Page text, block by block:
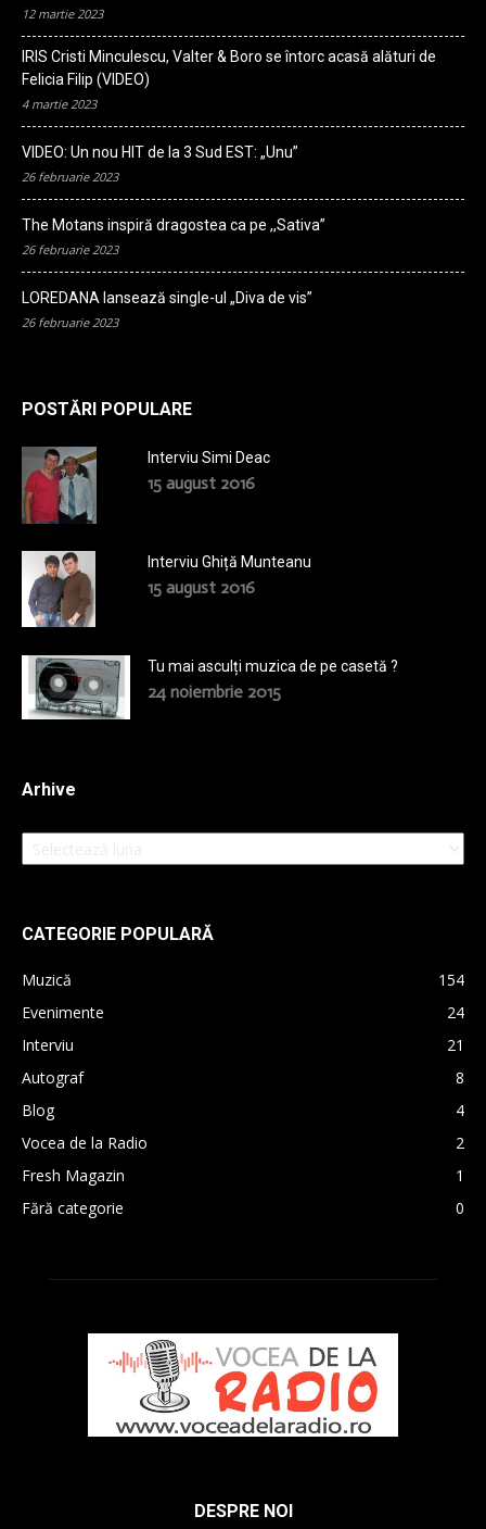
12 martie 2023
IRIS Cristi Minculescu, Valter & Boro se întorc acasă alături de
Felicia Filip (VIDEO)
4 martie 2023
VIDEO: Un nou HIT de la 3 Sud EST: „Unu”
26 februarie 2023
The Motans inspiră dragostea ca pe ,,Sativa”
26 februarie 2023
LOREDANA lansează single-ul „Diva de vis”
26 februarie 2023
POSTĂRI POPULARE
Interviu Simi Deac
15 august 2016
Interviu Ghiță Munteanu
15 august 2016
Tu mai asculți muzica de pe casetă ?
24 noiembrie 2015
Arhive
Arhive
CATEGORIE POPULARĂ
Muzică
154
Evenimente
24
Interviu
21
Autograf
8
Blog
4
Vocea de la Radio
2
Fresh Magazin
1
Fără categorie
0
DESPRE NOI